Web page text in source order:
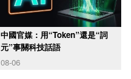
中國官媒：用“Token”還是“詞
元”事關科技話語
08-06